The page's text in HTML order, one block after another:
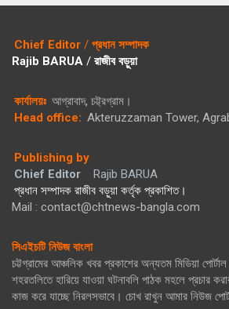
Chief Editor / প্রধান সম্পাদক
Rajib BARUA / রাজীব বড়ুয়া
কার্যালয়ঃ আগ্রাবাদ, চট্ট্রগ্রাম।
Head office: Akteruzzaman Tower,
Publishing by
Chief Editor
Rajib BARUA
প্রধান সম্পাদক রাজীব বড়ুয়া কর্তৃক প্রকাশিত।
Mail : contact@chtnews-bangla.com
সিএইচটি নিউজ বাংলা
চট্টগ্রামের আঞ্চলিক খবর প্রকাশের অন্যতম মিডিয়া
শহরতলিতে হারিয়ে যাওয়া ঘটনাবলি পাঠক মহলে প্রচার
কাজ করে যাচ্ছে নিরলসভাবে। চোখ রাখুন আমার নিউজ